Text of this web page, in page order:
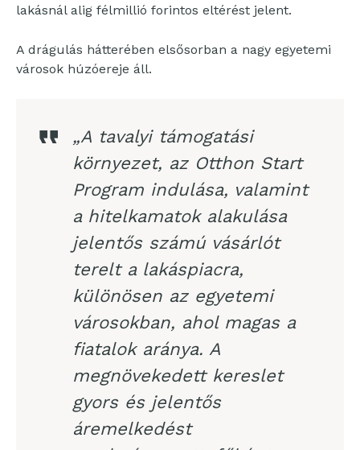
lakásnál alig félmillió forintos eltérést jelent.
A drágulás hátterében elsősorban a nagy egyetemi
városok húzóereje áll.
„A tavalyi támogatási
környezet, az Otthon Start
Program indulása, valamint
a hitelkamatok alakulása
jelentős számú vásárlót
terelt a lakáspiacra,
különösen az egyetemi
városokban, ahol magas a
fiatalok aránya. A
megnövekedett kereslet
gyors és jelentős
áremelkedést